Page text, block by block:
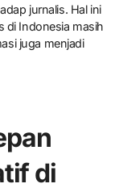
yang akurat
sering
Komnas HAM,
jurnalis. Hal ini